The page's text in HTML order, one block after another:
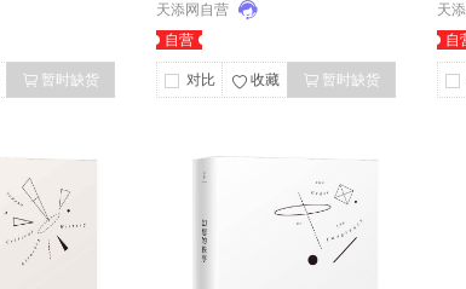
暂时缺货
天添网自营
自营
对比 收藏 暂时缺货
天
自